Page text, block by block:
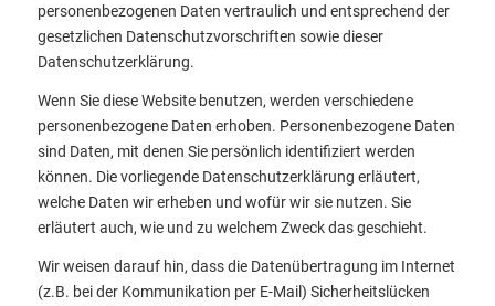
personenbezogenen Daten vertraulich und entsprechend der
gesetzlichen Datenschutzvorschriften sowie dieser
Datenschutzerklärung.
Wenn Sie diese Website benutzen, werden verschiedene
personenbezogene Daten erhoben. Personenbezogene Daten
sind Daten, mit denen Sie persönlich identifiziert werden
können. Die vorliegende Datenschutzerklärung erläutert,
welche Daten wir erheben und wofür wir sie nutzen. Sie
erläutert auch, wie und zu welchem Zweck das geschieht.
Wir weisen darauf hin, dass die Datenübertragung im Internet
(z.B. bei der Kommunikation per E-Mail) Sicherheitslücken